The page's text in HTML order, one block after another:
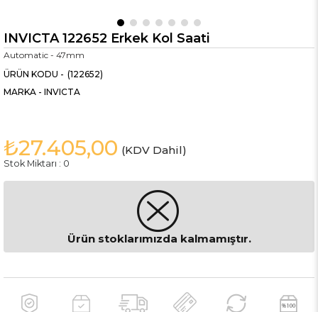
INVICTA 122652 Erkek Kol Saati
Automatic - 47mm
(122652)
MARKA - INVICTA
₺27.405,00 (KDV Dahil)
Stok Miktarı : 0
Ürün stoklarımızda kalmamıştır.